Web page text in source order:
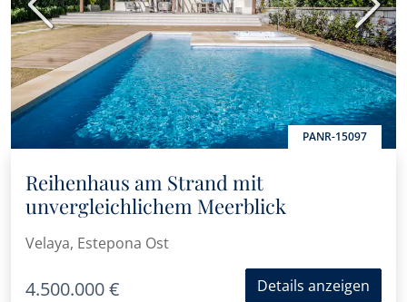
PANR-15097
Vorherige
Reihenhaus am Strand mit
unvergleichlichem Meerblick
Velaya, Estepona Ost
4.500.000 € Details anzeigen